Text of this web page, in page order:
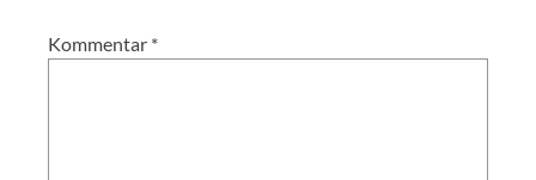
Kommentar *